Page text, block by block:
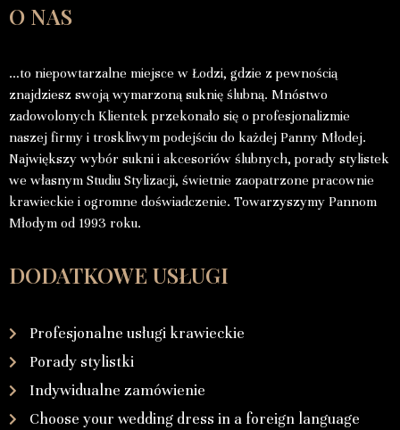
O NAS
…to niepowtarzalne miejsce w Łodzi, gdzie z pewnością
znajdziesz swoją wymarzoną suknię ślubną. Mnóstwo
zadowolonych Klientek przekonało się o profesjonalizmie
naszej firmy i troskliwym podejściu do każdej Panny Młodej.
Największy wybór sukni i akcesoriów ślubnych, porady stylistek
we własnym Studiu Stylizacji, świetnie zaopatrzone pracownie
krawieckie i ogromne doświadczenie. Towarzyszymy Pannom
Młodym od 1993 roku.
DODATKOWE USŁUGI
Profesjonalne usługi krawieckie
Porady stylistki
Indywidualne zamówienie
Choose your wedding dress in a foreign language